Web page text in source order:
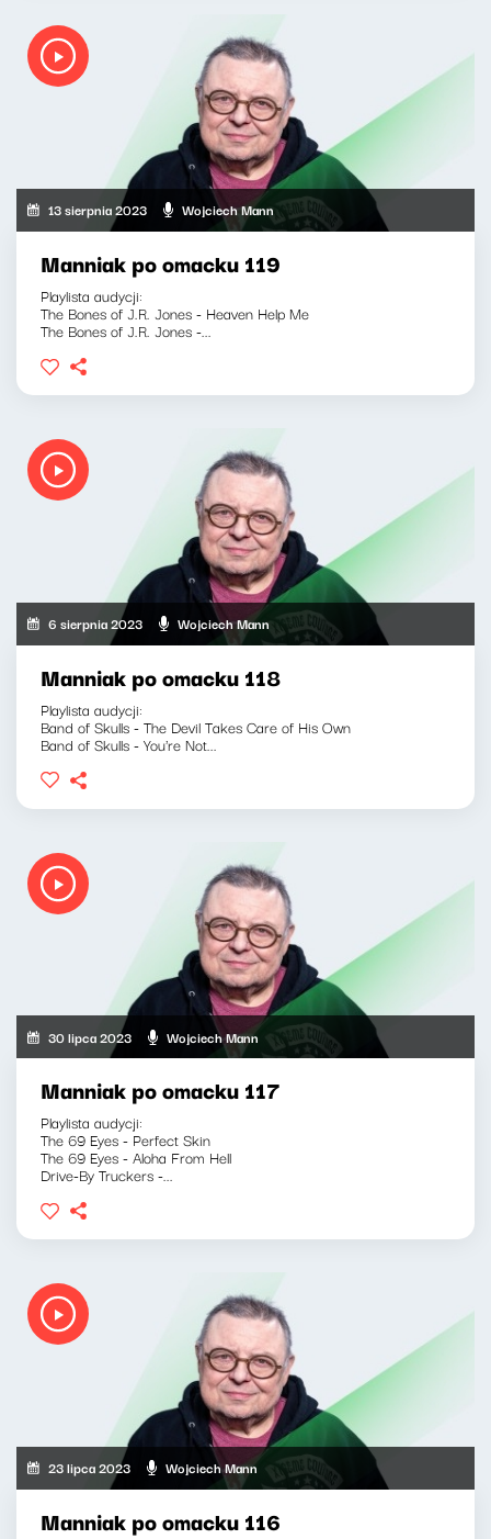
13 sierpnia 2023 Wojciech Mann
Manniak po omacku 119
Playlista audycji:
The Bones of J.R. Jones - Heaven Help Me
The Bones of J.R. Jones -...
6 sierpnia 2023 Wojciech Mann
Manniak po omacku 118
Playlista audycji:
Band of Skulls - The Devil Takes Care of His Own
Band of Skulls - You're Not...
30 lipca 2023 Wojciech Mann
Manniak po omacku 117
Playlista audycji:
The 69 Eyes - Perfect Skin
The 69 Eyes - Aloha From Hell
Drive-By Truckers -...
23 lipca 2023 Wojciech Mann
Manniak po omacku 116